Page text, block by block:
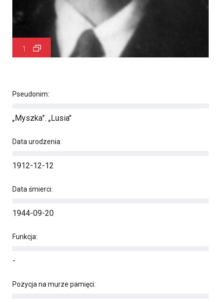
1
Pseudonim:
„Myszka”. „Lusia"
Data urodzenia:
1912-12-12
Data śmierci:
1944-09-20
Funkcja:
-
Pozycja na murze pamięci: